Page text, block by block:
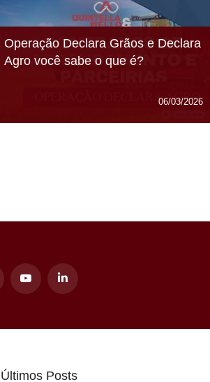
Operação Declara Grãos e Declara
Agro você sabe o que é?
06/03/2026
Últimos Posts